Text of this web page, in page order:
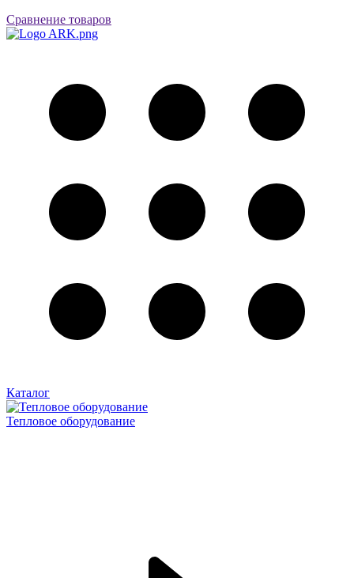
Сравнение товаров
Каталог
Тепловое оборудование